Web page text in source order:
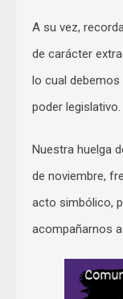
A su vez,
de carácter
lo cual
poder legislativo.
Nuestra huelga
de noviembre,
acto simbólico,
acompañarnos